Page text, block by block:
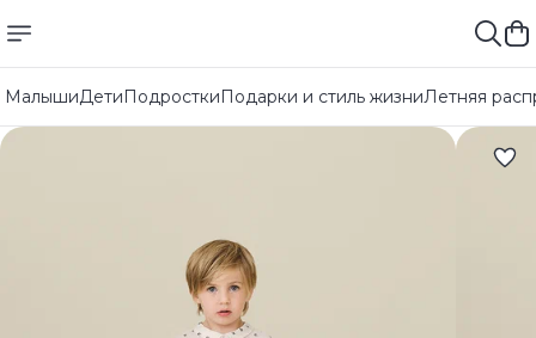
МалышиДетиПодросткиПодарки и стиль жизниЛетняя